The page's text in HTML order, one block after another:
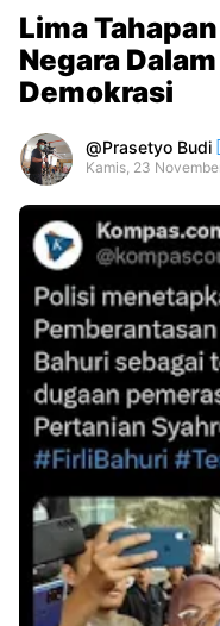
Lima
Negara
Demokrasi
Prasetyo Budi
Kamis, 23